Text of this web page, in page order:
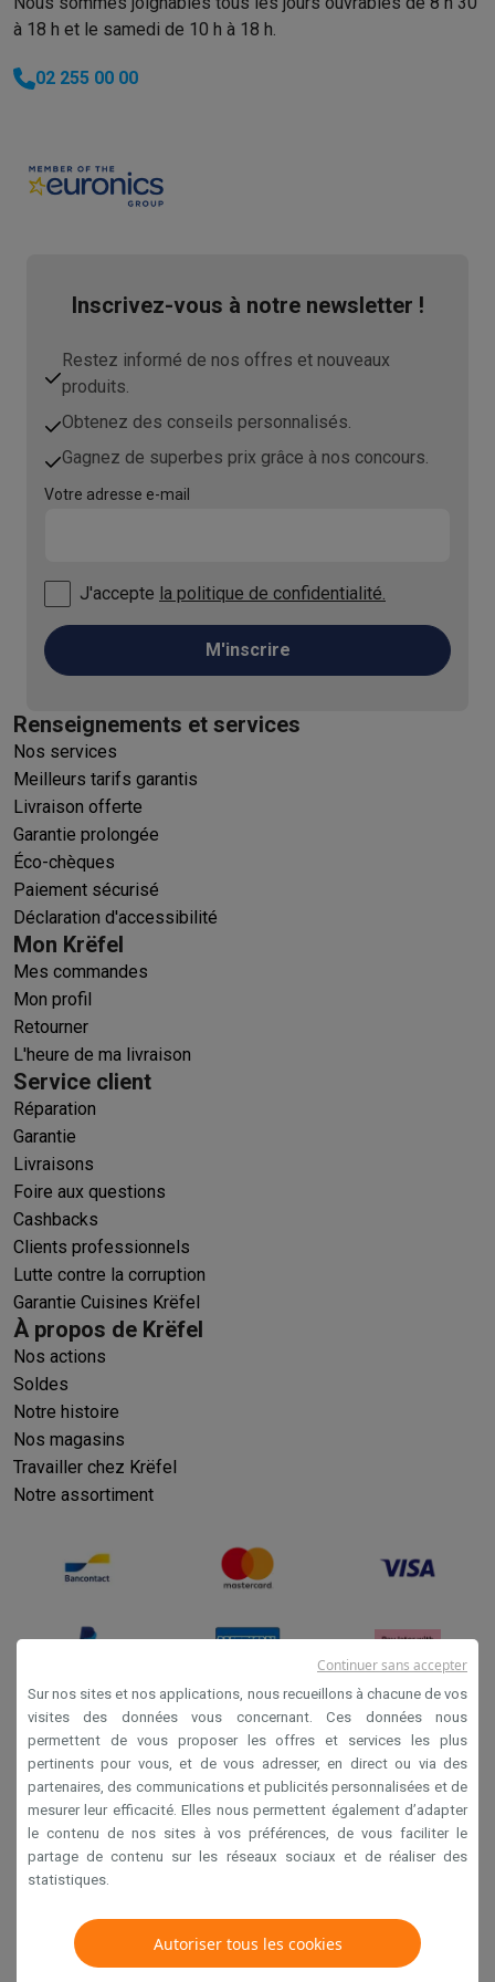
à 18 h et le samedi de 10 h à 18 h.
02 255 00 00
Inscrivez-vous à notre newsletter !
Restez informé de nos offres et nouveaux
produits.
Obtenez des conseils personnalisés.
Gagnez de superbes prix grâce à nos concours.
Votre adresse e-mail
J'accepte la politique de confidentialité.
M'inscrire
Renseignements et services
Nos services
Meilleurs tarifs garantis
Livraison offerte
Garantie prolongée
Éco-chèques
Paiement sécurisé
Déclaration d'accessibilité
Mon Krëfel
Mes commandes
Mon profil
Retourner
L'heure de ma livraison
Service client
Réparation
Garantie
Livraisons
Foire aux questions
Cashbacks
Clients professionnels
Lutte contre la corruption
Garantie Cuisines Krëfel
À propos de Krëfel
Nos actions
Soldes
Notre histoire
Nos magasins
Travailler chez Krëfel
Notre assortiment
Conditions générales de vente
Privacy
Disclaimer
Cookies
Krëfel NV - Steenstraat 44 - Industriezone 4 "T Sas",
1851 Humbeek, België
TVA BE 0400.673.544
Sur nos sites et nos applications, nous recueillons à chacune de vos
visites des données vous concernant. Ces données nous
permettent de vous proposer les offres et services les plus
pertinents pour vous, et de vous adresser, en direct ou via des
partenaires, des communications et publicités personnalisées et de
mesurer leur efficacité. Elles nous permettent également d’adapter
le contenu de nos sites à vos préférences, de vous faciliter le
partage de contenu sur les réseaux sociaux et de réaliser des
statistiques.
Autoriser tous les cookies
Continuer sans accepter